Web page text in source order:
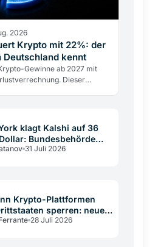
2026
Krypto mit 22%: der
Deutschland kennt
Gewinne ab 2027 mit
Dieser
klagt Kalshi auf 36
Bundesbehörde
31 Juli 2026
Krypto-Plattformen
sperren: neues
28 Juli 2026